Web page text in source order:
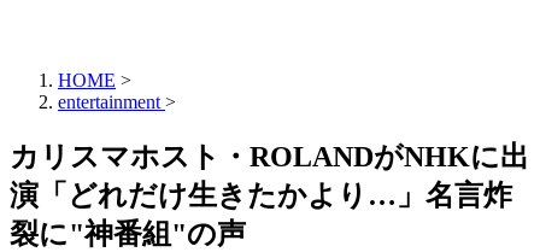
HOME >
entertainment >
カリスマホスト・ROLANDがNHKに出
演「どれだけ生きたかより…」名言炸
裂に"神番組"の声